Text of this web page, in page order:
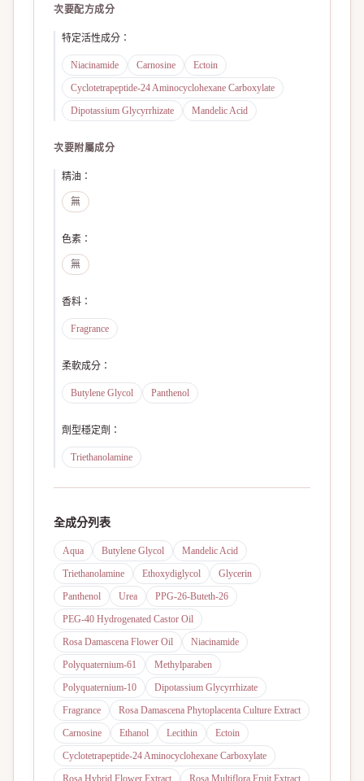
次要配方成分
特定活性成分 ：
Niacinamide Carnosine
Ectoin
Cyclotetrapeptide-24 Aminocyclohexane Carboxylate
Dipotassium Glycyrrhizate
Mandelic Acid
次要附屬成分
精油 ：
無
色素 ：
無
香料 ：
Fragrance
柔軟成分 ：
Butylene Glycol Panthenol
劑型穩定劑 ：
Triethanolamine
全成分列表
Aqua Butylene Glycol
Mandelic Acid
Triethanolamine
Ethoxydiglycol
Glycerin
Panthenol
Urea
PPG-26-Buteth-26
PEG-40 Hydrogenated Castor Oil
Rosa Damascena Flower Oil
Niacinamide
Polyquaternium-61
Methylparaben
Polyquaternium-10
Dipotassium Glycyrrhizate
Fragrance
Rosa Damascena Phytoplacenta Culture Extract
Carnosine
Ethanol Lecithin
Ectoin
Cyclotetrapeptide-24 Aminocyclohexane Carboxylate
Rosa Hybrid Flower Extract
Rosa Multiflora Fruit Extract